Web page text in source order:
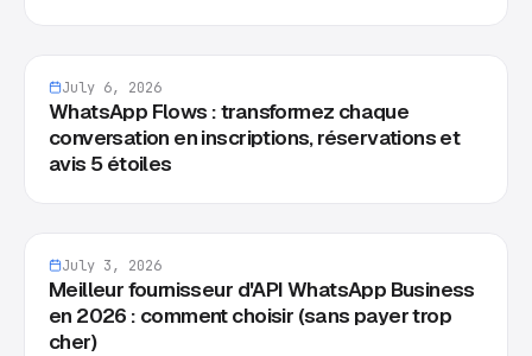
July 6, 2026
WhatsApp Flows : transformez chaque
conversation en inscriptions, réservations et
avis 5 étoiles
July 3, 2026
Meilleur fournisseur d'API WhatsApp Business
en 2026 : comment choisir (sans payer trop
cher)